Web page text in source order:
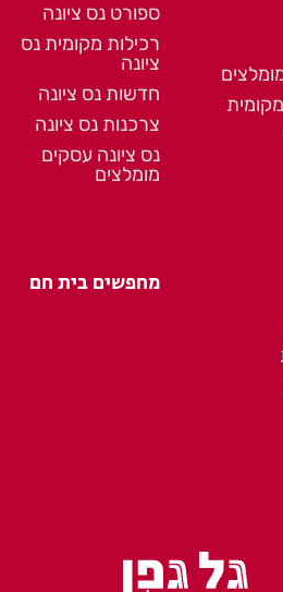
ספורט נס ציונה
רכילות מקומית נס
ציונה
חדשות נס ציונה
צרכנות נס ציונה
נס ציונה עסקים
מומלצים
מחפשים בית חם